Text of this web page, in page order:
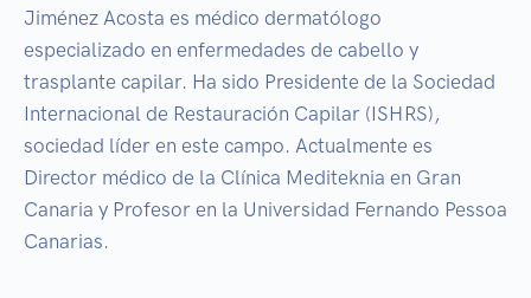
Jiménez Acosta es médico dermatólogo
especializado en enfermedades de cabello y
trasplante capilar. Ha sido Presidente de la Sociedad
Internacional de Restauración Capilar (ISHRS),
sociedad líder en este campo. Actualmente es
Director médico de la Clínica Mediteknia en Gran
Canaria y Profesor en la Universidad Fernando Pessoa
Canarias.